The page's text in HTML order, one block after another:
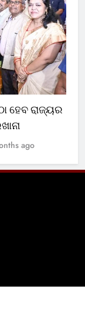
ହେବ ରାଜ୍ୟର
ago